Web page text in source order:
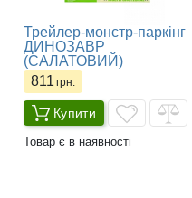
Трейлер-монстр-паркінг
ДИНОЗАВР
(САЛАТОВИЙ)
811 грн.
Купити
Товар є в наявності